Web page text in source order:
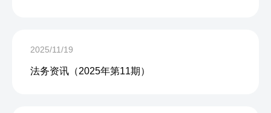
2025/11/19
法务资讯（2025年第11期）